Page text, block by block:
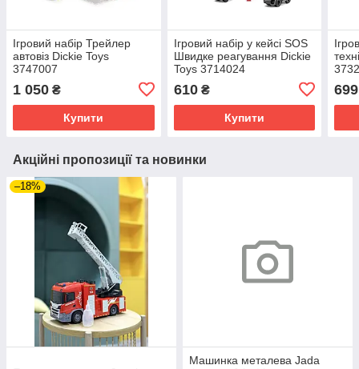
Ігровий набір Трейлер
автовіз Dickie Toys
3747007
1 050 ₴
Купити
Ігровий набір у кейсі SOS
Швидке реагування Dickie
Toys 3714024
610₴
Купити
699
Акційні пропозиції та новинки
–18%
Машинка металева Jada